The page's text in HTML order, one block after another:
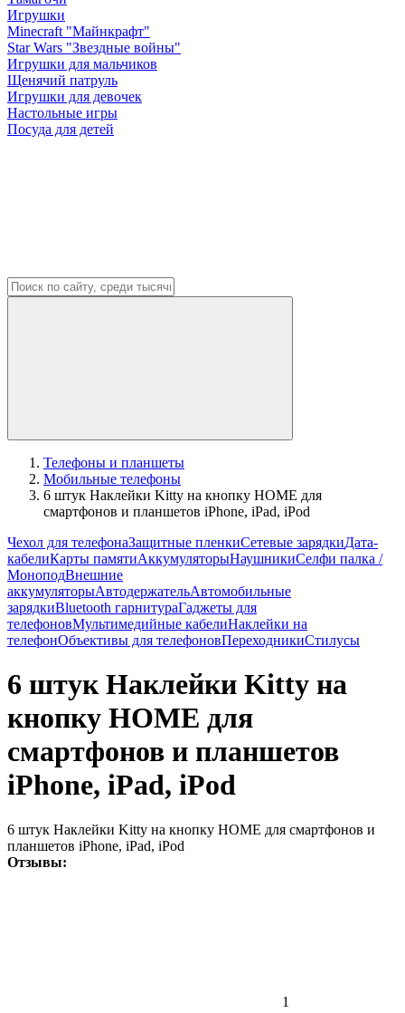
Игрушки
Minecraft "Майнкрафт"
Star Wars "Звездные войны"
Игрушки для мальчиков
Щенячий патруль
Игрушки для девочек
Настольные игры
Посуда для детей
Телефоны и планшеты
Мобильные телефоны
6 штук Наклейки Kitty на кнопку HOME для
смартфонов и планшетов iPhone, iPad, iPod
Чехол для телефонаЗащитные пленкиСетевые зарядкиДата-
кабелиКарты памятиАккумуляторыНаушникиСелфи палка /
МоноподВнешние
аккумуляторыАвтодержательАвтомобильные
зарядкиBluetooth гарнитураГаджеты для
телефоновМультимедийные кабелиНаклейки на
телефонОбъективы для телефоновПереходникиСтилусы
6 штук Наклейки Kitty на
кнопку HOME для
смартфонов и планшетов
iPhone, iPad, iPod
6 штук Наклейки Kitty на кнопку HOME для смартфонов и
планшетов iPhone, iPad, iPod
Отзывы:
1